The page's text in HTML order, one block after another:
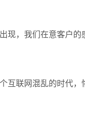
现，我们在意客户的
互联网混乱的时代，